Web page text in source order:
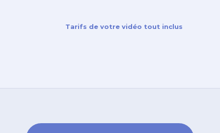
Tarifs de votre vidéo tout inclus